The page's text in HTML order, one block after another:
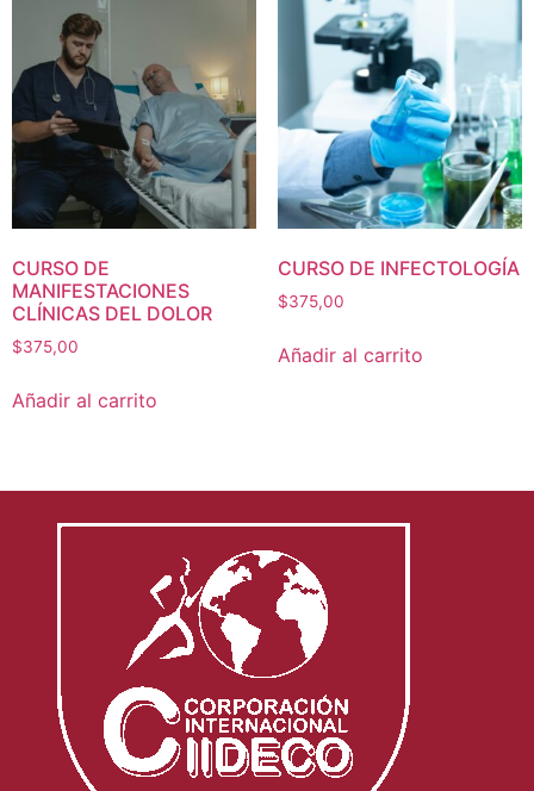
CURSO DE
MANIFESTACIONES
CLÍNICAS DEL DOLOR
$375,00
Añadir al carrito
CURSO DE INFECTOLOGÍA
$375,00
Añadir al carrito